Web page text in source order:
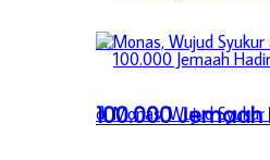
100.000 Jemaah